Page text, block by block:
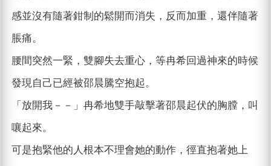
感並沒有隨著鉗制的鬆開而消失，反而加重，還伴隨著
脹痛。
腰間突然一緊，雙腳失去重心，等冉希回過神來的時候
發現自己已經被邵晨騰空抱起。
「放開我－－」冉希地雙手敲擊著邵晨起伏的胸膛，叫
嚷起來。
可是抱緊他的人根本不理會她的動作，徑直抱著她上